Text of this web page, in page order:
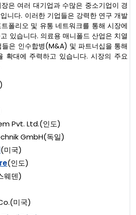
은 여러 대기업과 수많은 중소기업이 경
니다. 이러한 기업들은 강력한 연구 개발
폴리오 및 유통 네트워크를 통해 시장에
있습니다. 의료용 매니폴드 산업은 치열
들은 인수합병(M&A) 및 파트너십을 통해
확대에 주력하고 있습니다. 시장의 주요
Pvt. Ltd.(인도)
GmbH(독일)
(미국)
(인도)
웨덴)
미국)